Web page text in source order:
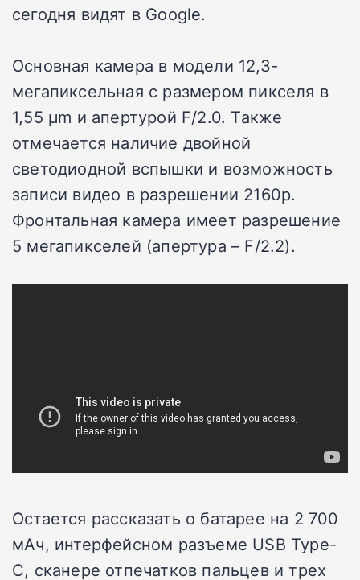
сегодня видят в Google.
Основная камера в модели 12,3-
мегапиксельная с размером пикселя в
1,55 µm и апертурой F/2.0. Также
отмечается наличие двойной
светодиодной вспышки и возможность
записи видео в разрешении 2160p.
Фронтальная камера имеет разрешение
5 мегапикселей (апертура – F/2.2).
Остается рассказать о батарее на 2 700
мАч, интерфейсном разъеме USB Type-
C, сканере отпечатков пальцев и трех